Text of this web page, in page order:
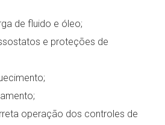
de fluido e óleo;
e proteções de
operação dos controles de